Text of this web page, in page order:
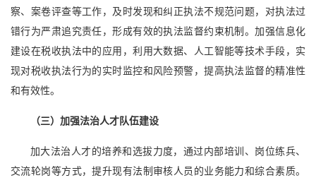
察、案卷评查等工作，及时发现和纠正执法不规范问题，对执法过
错行为严肃追究责任，形成有效的执法监督约束机制。加强信息化
建设在税收执法中的应用，利用大数据、人工智能等技术手段，实
现对税收执法行为的实时监控和风险预警，提高执法监督的精准性
和有效性。
（三）加强法治人才队伍建设
加大法治人才的培养和选拔力度，通过内部培训、岗位练兵、
交流轮岗等方式，提升现有法制审核人员的业务能力和综合素质。